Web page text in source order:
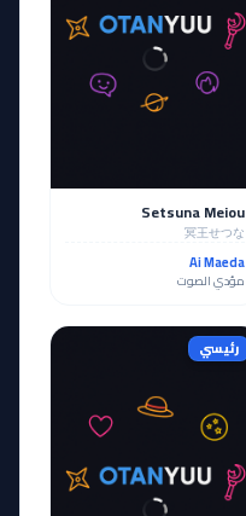
Setsuna Meiou
冥王せつな
Ai Maeda
مؤدي الصوت
رئيسي